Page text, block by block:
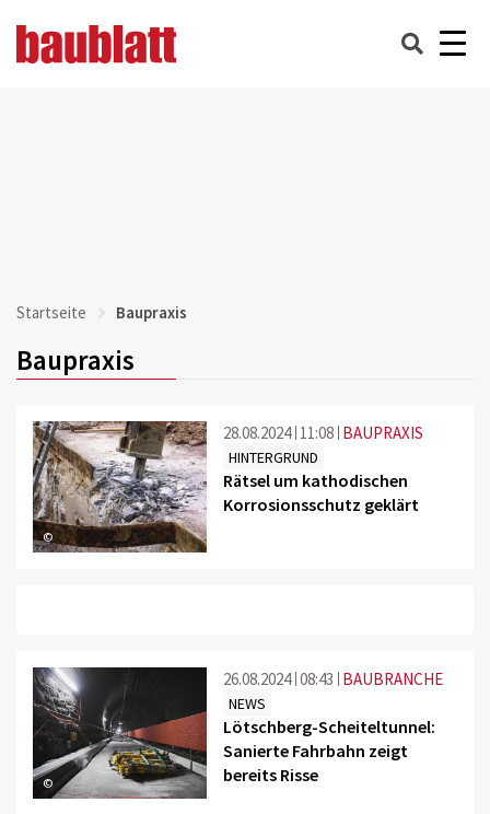
Startseite Baupraxis
Baupraxis
©
28.08.2024 11:08 BAUPRAXIS
HINTERGRUND
Rätsel um kathodischen
Korrosionsschutz geklärt
©
26.08.2024 08:43 BAUBRANCHE
NEWS
Lötschberg-Scheiteltunnel:
Sanierte Fahrbahn zeigt
bereits Risse